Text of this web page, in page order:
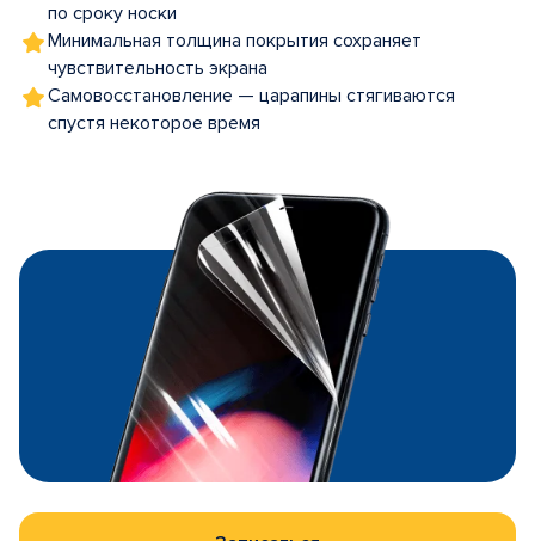
по сроку носки
Минимальная толщина покрытия сохраняет
чувствительность экрана
Самовосстановление — царапины стягиваются
спустя некоторое время